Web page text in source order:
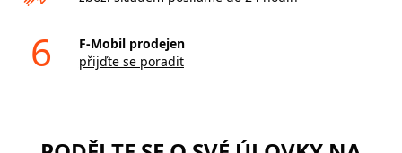
6
F-Mobil prodejen
přijďte se poradit